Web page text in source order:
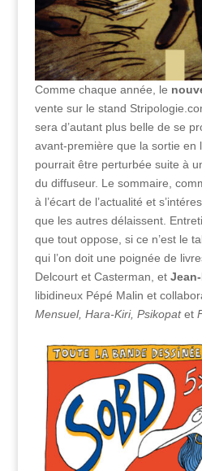
Comme chaque année, le
vente sur le stand
sera d’autant plus belle de se
avant-première que la sortie en
pourrait être perturbée suite à
du diffuseur. Le sommaire,
à l’écart de l’actualité et
que les autres délaissent.
que tout oppose, si ce n’est le
qui l’on doit une poignée de
Delcourt et Casterman, et
libidineux Pépé Malin et
Mensuel, Hara-Kiri, Psikopatet